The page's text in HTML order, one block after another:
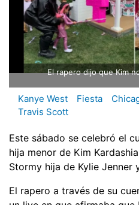
El rapero dijo que Kim
Kanye West Fiesta
Travis Scott
Este sábado se celebró el
hija menor de Kim
Stormy hija de Kylie Jenner
El rapero a través de su